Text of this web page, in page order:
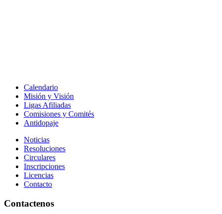
Calendario
Misión y Visión
Ligas Afiliadas
Comisiones y Comités
Antidopaje
Noticias
Resoluciones
Circulares
Inscripciones
Licencias
Contacto
Contactenos